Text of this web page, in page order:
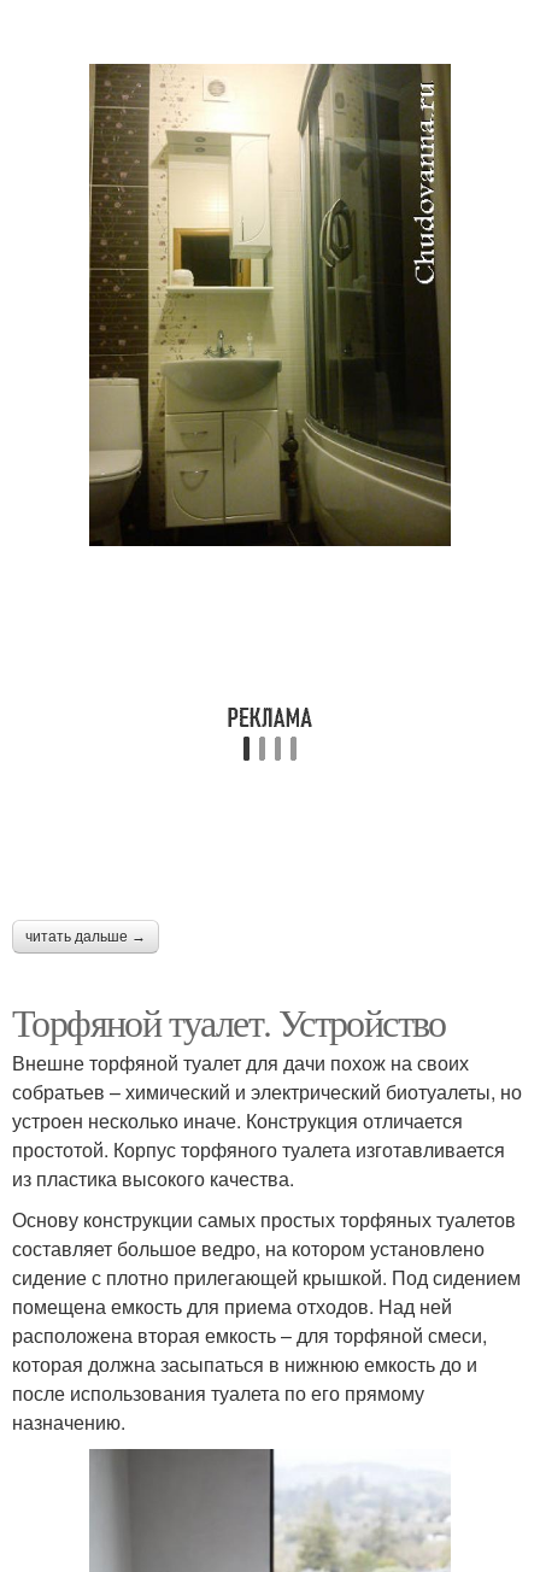
читать дальше →
Торфяной туалет. Устройство
Внешне торфяной туалет для дачи похож на своих
собратьев – химический и электрический биотуалеты, но
устроен несколько иначе. Конструкция отличается
простотой. Корпус торфяного туалета изготавливается
из пластика высокого качества.
Основу конструкции самых простых торфяных туалетов
составляет большое ведро, на котором установлено
сидение с плотно прилегающей крышкой. Под сидением
помещена емкость для приема отходов. Над ней
расположена вторая емкость – для торфяной смеси,
которая должна засыпаться в нижнюю емкость до и
после использования туалета по его прямому
назначению.